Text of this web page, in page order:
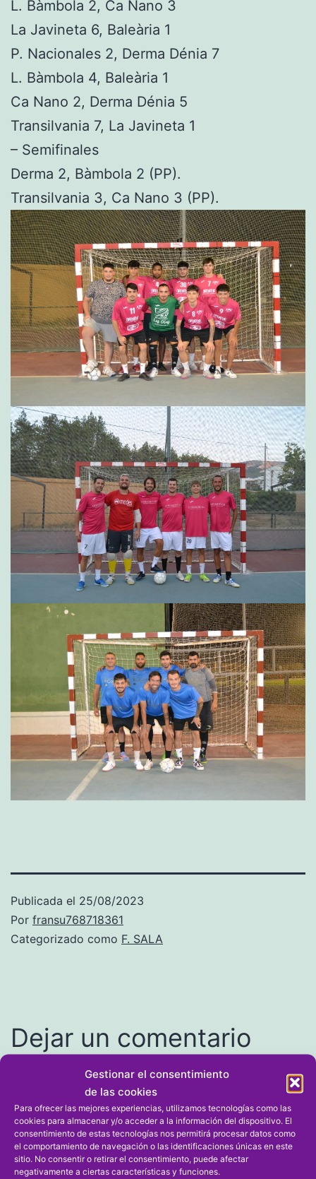
Gestionar el consentimiento
de las cookies
Para ofrecer las mejores experiencias, utilizamos tecnologías como las
cookies para almacenar y/o acceder a la información del dispositivo. El
consentimiento de estas tecnologías nos permitirá procesar datos como
el comportamiento de navegación o las identificaciones únicas en este
sitio. No consentir o retirar el consentimiento, puede afectar
negativamente a ciertas características y funciones.
L. Bàmbola 2, Ca Nano 3
La Javineta 6, Baleària 1
P. Nacionales 2, Derma Dénia 7
L. Bàmbola 4, Baleària 1
Ca Nano 2, Derma Dénia 5
Transilvania 7, La Javineta 1
– Semifinales
Derma 2, Bàmbola 2 (PP).
Transilvania 3, Ca Nano 3 (PP).
Publicada el 25/08/2023
Por fransu768718361
Categorizado como F. SALA
Dejar un comentario
Tu dirección de correo electrónico no será publicada.
Los campos obligatorios están marcados con
Comentario*